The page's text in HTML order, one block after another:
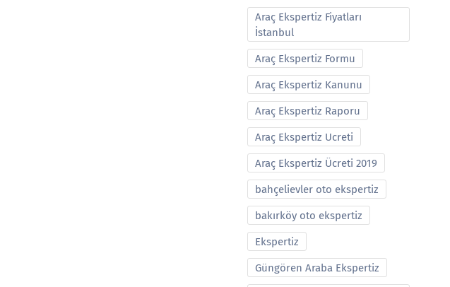
Araç Ekspertiz Fiyatları
İstanbul
Araç Ekspertiz Formu
Araç Ekspertiz Kanunu
Araç Ekspertiz Raporu
Araç Ekspertiz Ucreti
Araç Ekspertiz Ücreti 2019
bahçelievler oto ekspertiz
bakırköy oto ekspertiz
Ekspertiz
Güngören Araba Ekspertiz